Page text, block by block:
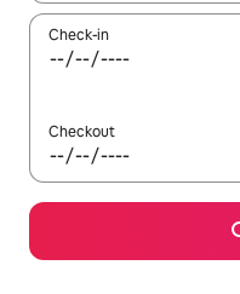
Check-in
Checkout